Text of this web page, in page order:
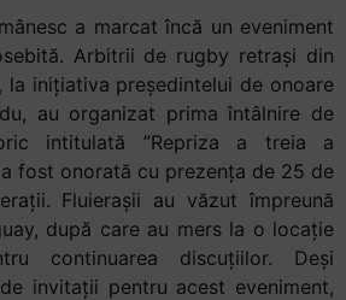
a marcat încă un eveniment
Arbitrii de rugby retrași din
inițiativa președintelui de onoare
au organizat prima întâlnire de
intitulată ”Repriza a treia a
fost onorată cu prezența de 25 de
Fluierașii au văzut împreună
după care au mers la o locație
continuarea discuțiilor. Deși
invitații pentru acest eveniment,